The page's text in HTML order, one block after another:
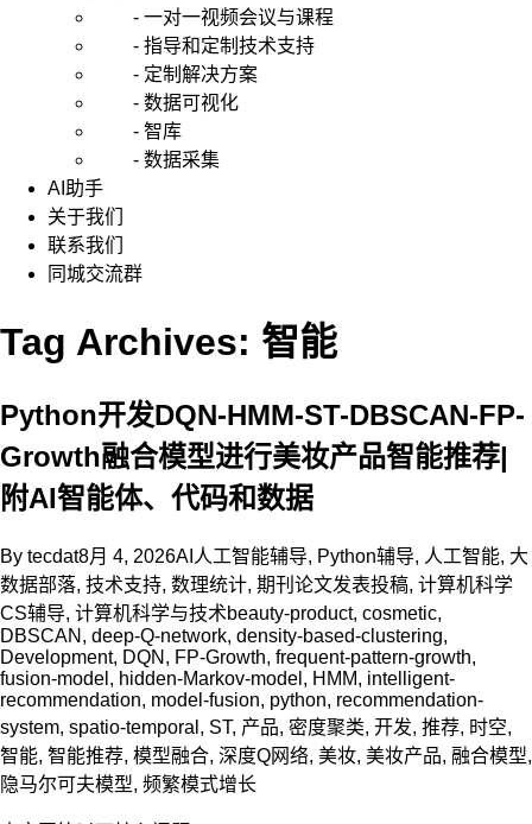
- 一对一视频会议与课程
- 指导和定制技术支持
- 定制解决方案
- 数据可视化
- 智库
- 数据采集
AI助手
关于我们
联系我们
同城交流群
Tag Archives: 智能
Python开发DQN-HMM-ST-DBSCAN-FP-
Growth融合模型进行美妆产品智能推荐|
附AI智能体、代码和数据
By tecdat8月 4, 2026AI人工智能辅导, Python辅导, 人工智能, 大
数据部落, 技术支持, 数理统计, 期刊论文发表投稿, 计算机科学
CS辅导, 计算机科学与技术beauty-product, cosmetic,
DBSCAN , deep-Q-network, density-based-clustering,
Development, DQN , FP-Growth, frequent-pattern-growth,
fusion-model , hidden-Markov-model , HMM, intelligent-
recommendation, model-fusion, python, recommendation-
system, spatio-temporal , ST, 产品, 密度聚类, 开发, 推荐, 时空,
智能, 智能推荐, 模型融合, 深度Q网络, 美妆, 美妆产品, 融合模型,
隐马尔可夫模型, 频繁模式增长